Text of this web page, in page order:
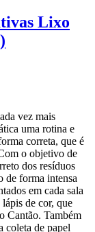
Lixo
vez mais
uma rotina e
correta, que é
o objetivo de
dos resíduos
de forma intensa
em cada sala
de cor, que
Cantão. Também
coleta de papel